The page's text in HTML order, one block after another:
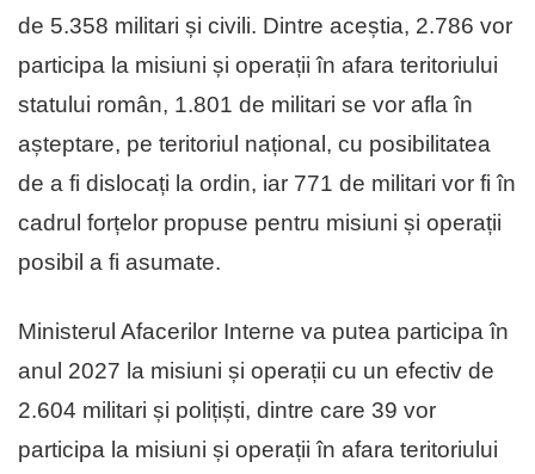
de 5.358 militari și civili. Dintre aceștia, 2.786 vor
participa la misiuni și operații în afara teritoriului
statului român, 1.801 de militari se vor afla în
așteptare, pe teritoriul național, cu posibilitatea
de a fi dislocați la ordin, iar 771 de militari vor fi în
cadrul forțelor propuse pentru misiuni și operații
posibil a fi asumate.
Ministerul Afacerilor Interne va putea participa în
anul 2027 la misiuni și operații cu un efectiv de
2.604 militari și polițiști, dintre care 39 vor
participa la misiuni și operații în afara teritoriului